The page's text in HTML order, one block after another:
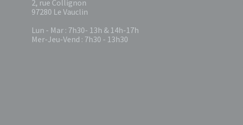
2, rue Collignon
97280 Le Vauclin
Lun - Mar : 7h30- 13h & 14h-17h
Mer-Jeu-Vend : 7h30 - 13h30